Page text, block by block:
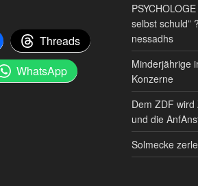
Threads
WhatsApp
selbst schuld”
nessadhs
Minderjährige
Konzerne
Dem ZDF
und die
Solmecke